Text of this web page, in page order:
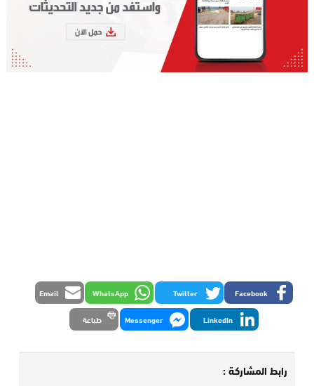
Facebook
Twitter
WhatsApp
Email
LinkedIn
Messenger طباعة
رابط المشاركة :